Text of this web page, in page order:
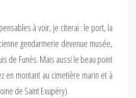
à voir, je citerai : le port, la
gendarmerie devenue musée,
de Funès. Mais aussi le beau point
en montant au cimetière marin et à
de Saint Exupéry).